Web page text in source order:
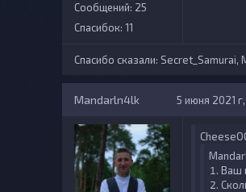
Сообщений: 25
Спасибок: 11
Спасибо сказали: Secret_Samurai,
Mandarln4lk 5 июня 2021
Ваш